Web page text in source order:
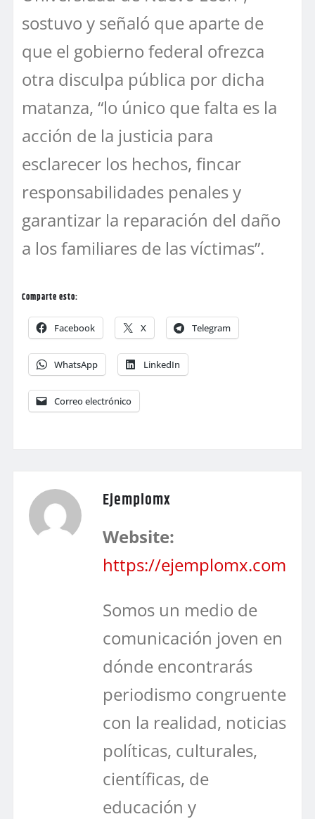
sostuvo y señaló que aparte de
que el gobierno federal ofrezca
otra disculpa pública por dicha
matanza, “lo único que falta es la
acción de la justicia para
esclarecer los hechos, fincar
responsabilidades penales y
garantizar la reparación del daño
a los familiares de las víctimas”.
Comparte esto:
Facebook X Telegram
WhatsApp LinkedIn
Correo electrónico
Ejemplomx
Website:
https://ejemplomx.com
Somos un medio de
comunicación joven en
dónde encontrarás
periodismo congruente
con la realidad, noticias
políticas, culturales,
científicas, de
educación y